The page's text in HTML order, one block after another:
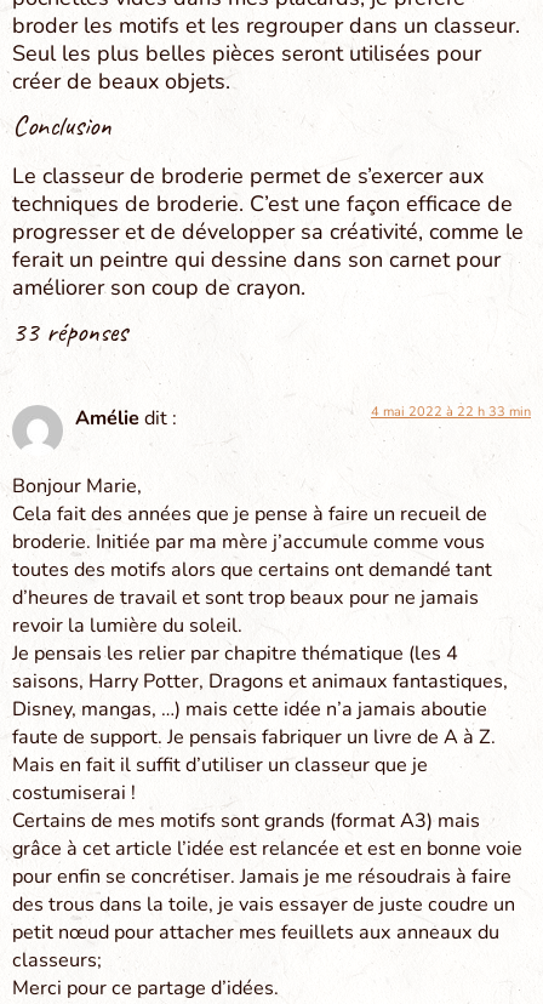
broder les motifs et les regrouper dans un classeur.
Seul les plus belles pièces seront utilisées pour
créer de beaux objets.
Conclusion
Le classeur de broderie permet de s’exercer aux
techniques de broderie. C’est une façon efficace de
progresser et de développer sa créativité, comme le
ferait un peintre qui dessine dans son carnet pour
améliorer son coup de crayon.
33 réponses
Améliedit : 4 mai 2022 à 22 h 33 min
Bonjour Marie,
Cela fait des années que je pense à faire un recueil de
broderie. Initiée par ma mère j’accumule comme vous
toutes des motifs alors que certains ont demandé tant
d’heures de travail et sont trop beaux pour ne jamais
revoir la lumière du soleil.
Je pensais les relier par chapitre thématique (les 4
saisons, Harry Potter, Dragons et animaux fantastiques,
Disney, mangas, …) mais cette idée n’a jamais aboutie
faute de support. Je pensais fabriquer un livre de A à Z.
Mais en fait il suffit d’utiliser un classeur que je
costumiserai !
Certains de mes motifs sont grands (format A3) mais
grâce à cet article l’idée est relancée et est en bonne voie
pour enfin se concrétiser. Jamais je me résoudrais à faire
des trous dans la toile, je vais essayer de juste coudre un
petit nœud pour attacher mes feuillets aux anneaux du
classeurs;
Merci pour ce partage d’idées.